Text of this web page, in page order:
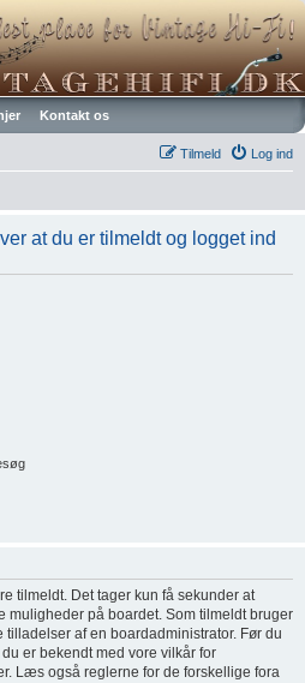
Kontakt os
Log ind
Tilmeld
at du er tilmeldt og logget ind
tilmeldt. Det tager kun få sekunder at
muligheder på boardet. Som tilmeldt bruger
af en boardadministrator. Før du
er bekendt med vore vilkår for
Læs også reglerne for de forskellige fora